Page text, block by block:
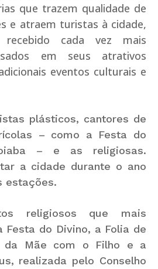
que trazem qualidade de
e atraem turistas à cidade,
cada vez mais
em seus atrativos
eventos culturais e
plásticos, cantores de
– como a Festa do
– e as religiosas.
a cidade durante o ano
estações.
religiosos que mais
Festa do Divino, a Folia de
da Mãe com o Filho e a
realizada pelo Conselho